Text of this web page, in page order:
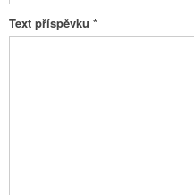
Text příspěvku *